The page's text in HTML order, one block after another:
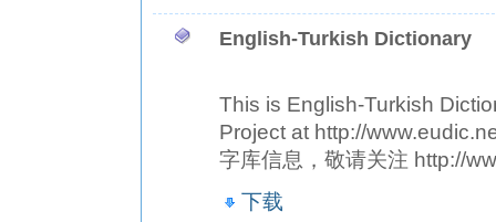
English-Turkish Dictionary
This is English-Turkish
Project at http://
字库信息，敬请关注 http://
下载